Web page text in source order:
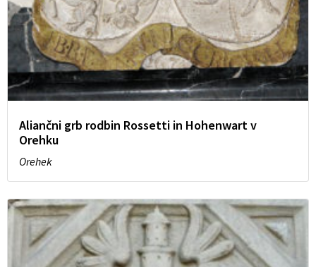
Aliančni grb rodbin Rossetti in Hohenwart v
Orehku
Orehek